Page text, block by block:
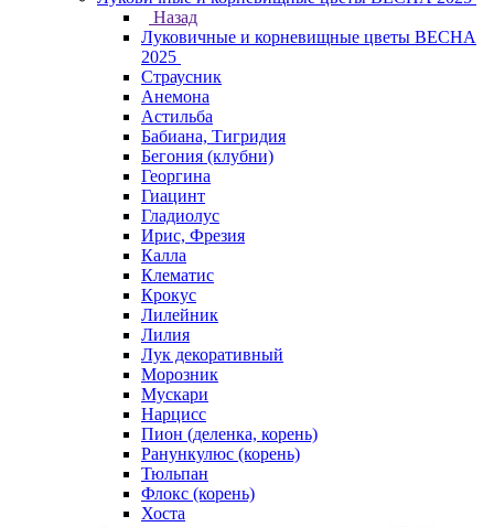
Назад
Луковичные и корневищные цветы ВЕСНА
2025
Страусник
Анемона
Астильба
Бабиана, Тигридия
Бегония (клубни)
Георгина
Гиацинт
Гладиолус
Ирис, Фрезия
Калла
Клематис
Крокус
Лилейник
Лилия
Лук декоративный
Морозник
Мускари
Нарцисс
Пион (деленка, корень)
Ранункулюс (корень)
Тюльпан
Флокс (корень)
Хоста